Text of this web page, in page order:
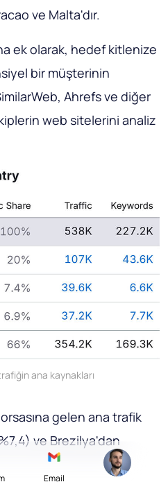
ve Malta'dır.
ek olarak, hedef kitlenize
bir müşterinin
Ahrefs ve diğer
web sitelerini analiz
ana kaynakları
gelen ana trafik
ve Brezilya'dan
Email